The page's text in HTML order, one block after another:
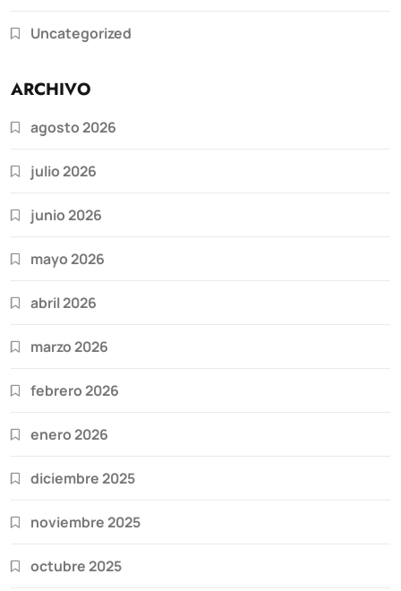
Uncategorized
ARCHIVO
agosto 2026
julio 2026
junio 2026
mayo 2026
abril 2026
marzo 2026
febrero 2026
enero 2026
diciembre 2025
noviembre 2025
octubre 2025